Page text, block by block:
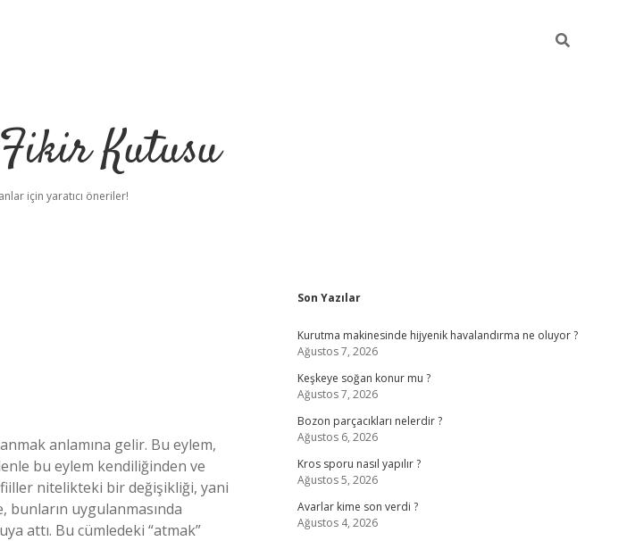
Kutusu
için yaratıcı öneriler!
anlamına gelir. Bu eylem,
bu eylem kendiliğinden ve
nitelikteki bir değişikliği, yani
uygulanmasında
attı. Bu cümledeki “atmak”
Sidebar
Son Yazılar
Kurutma makinesinde hijyenik havalandırma ne oluyor ?
Ağustos 7, 2026
Keşkeye soğan konur mu ?
Ağustos 7, 2026
Bozon parçacıkları nelerdir ?
Ağustos 6, 2026
Kros sporu nasıl yapılır ?
Ağustos 5, 2026
Avarlar kime son verdi ?
Ağustos 4, 2026